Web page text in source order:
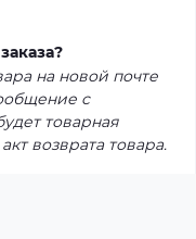
на новой почте
с
товарная
возврата товара.